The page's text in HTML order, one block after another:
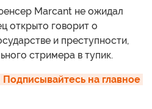
Marcant не ожидал
открыто говорит о
и преступности,
стримера в тупик.
на главное